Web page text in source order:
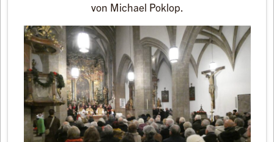
von Michael Poklop.